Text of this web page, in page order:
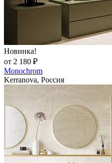
Новинка!
от 2 180 ₽
Monochrom
Kerranova, Россия